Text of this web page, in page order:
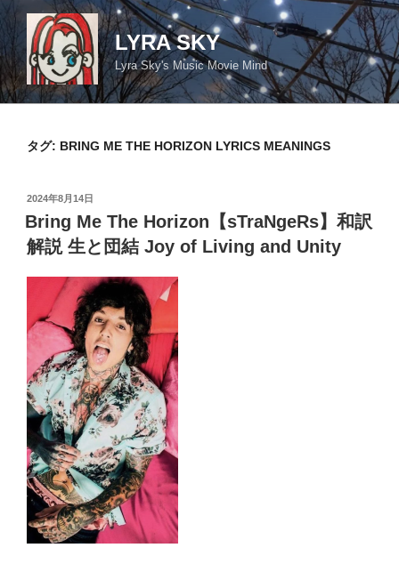
コ
ン
テ
ン
ツ
LYRA SKY
Lyra Sky's Music Movie Mind
タグ: BRING ME THE HORIZON LYRICS MEANINGS
投
稿
日:
2024年8月14日
Bring Me The Horizon【sTraNgeRs】和訳
解説 生と団結 Joy of Living and Unity